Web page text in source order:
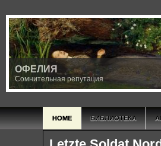
INRI
Iсторическое Nаследие Rеволюционной
HOME БИБЛИОТЕКА